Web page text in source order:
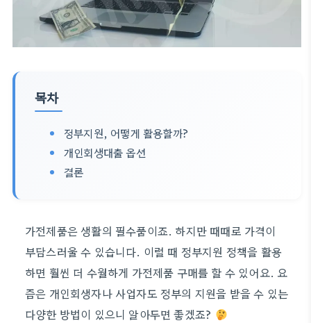
목차
정부지원, 어떻게 활용할까?
개인회생대출 옵션
결론
가전제품은 생활의 필수품이죠. 하지만 때때로 가격이
부담스러울 수 있습니다. 이럴 때 정부지원 정책을 활용
하면 훨씬 더 수월하게 가전제품 구매를 할 수 있어요. 요
즘은 개인회생자나 사업자도 정부의 지원을 받을 수 있는
다양한 방법이 있으니 알아두면 좋겠죠?